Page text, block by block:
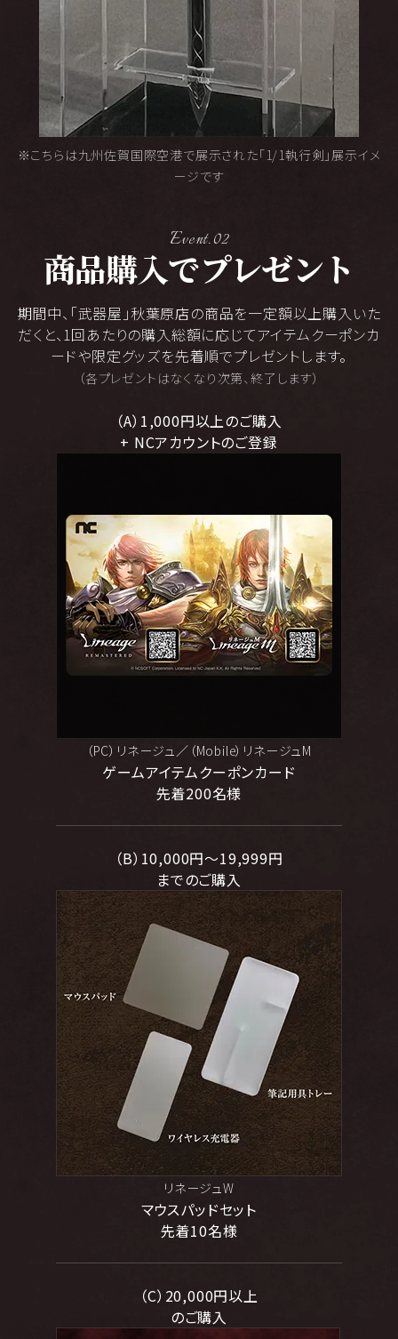
※こちらは九州佐賀国際空港で展示された「1/1執行剣」展示イメ
ージです
Event.02
商品購入でプレゼント
期間中、｢武器屋｣秋葉原店の商品を一定額以上購入いた
だくと、1回あたりの購入総額に応じてアイテムクーポンカ
ードや限定グッズを先着順でプレゼントします。
（各プレゼントはなくなり次第、終了します）
（A）1,000円以上のご購入
+ NCアカウントのご登録
（PC）リネージュ／（Mobile）リネージュM
ゲームアイテムクーポンカード
先着200名様
（B）10,000円～19,999円
までのご購入
リネージュW
マウスパッドセット
先着10名様
（C）20,000円以上
のご購入